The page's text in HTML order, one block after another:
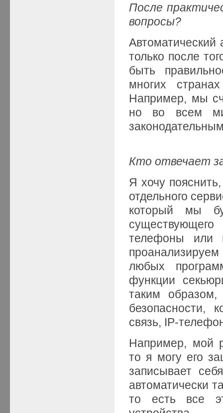
После
вопросы?
Автоматический
только после
быть
многих
Например, мы
но во всем
Кто отвечает
Я хочу
отдельного
который мы
телефоны или
любых
функции
таким
безопасности,
связь, IP-
Например, мой
то я могу его
записывает
автоматически
то есть все